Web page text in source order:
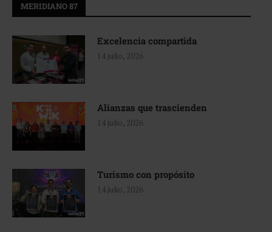
MERIDIANO 87
Excelencia compartida
14 julio, 2026
Alianzas que trascienden
14 julio, 2026
Turismo con propósito
14 julio, 2026